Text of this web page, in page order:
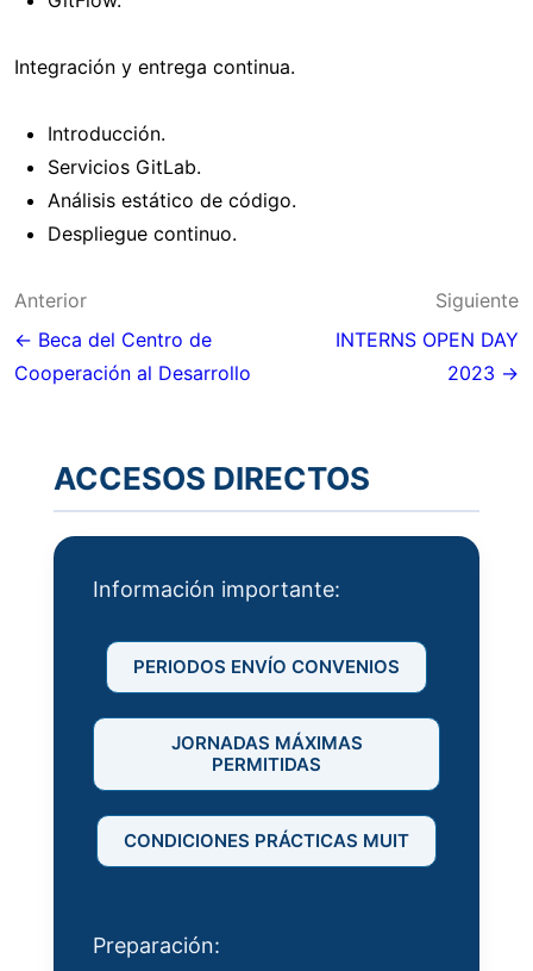
Integración y entrega continua.
Introducción.
Servicios GitLab.
Análisis estático de código.
Despliegue continuo.
Navegación
de
entradas
Anterior
← Beca del Centro de
Cooperación al Desarrollo
Siguiente
INTERNS OPEN DAY
2023 →
ACCESOS DIRECTOS
Información importante:
PERIODOS ENVÍO CONVENIOS
JORNADAS MÁXIMAS
PERMITIDAS
CONDICIONES PRÁCTICAS MUIT
Preparación: